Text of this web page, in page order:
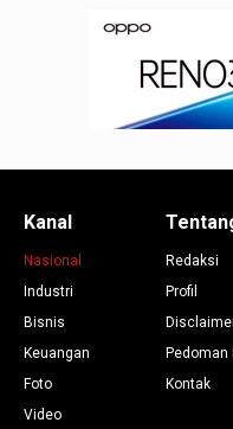
Kanal
Nasional
Industri
Bisnis
Keuangan
Foto
Video
Redaksi
Profil
Pedoman
Kontak